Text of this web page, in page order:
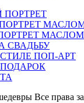
МАСЛОМ
СВАДЬБУ
ПОП-АРТ
Все права